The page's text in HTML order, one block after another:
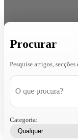
Procurar
Pesquise artigos, secções
Categoria: